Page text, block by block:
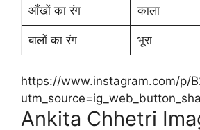
आँखों का रंग काला
बालों का रंग भूरा
https://www.instagram.com/p/
Ankita Chhetri